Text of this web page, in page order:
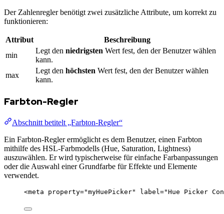
Der Zahlenregler benötigt zwei zusätzliche Attribute, um korrekt zu
funktionieren:
Attribut
Beschreibung
min
Legt den niedrigsten Wert fest, den der Benutzer wählen
kann.
max
Legt den höchsten Wert fest, den der Benutzer wählen
kann.
Farbton-Regler
Abschnitt betitelt „Farbton-Regler“
Ein Farbton-Regler ermöglicht es dem Benutzer, einen Farbton
mithilfe des HSL-Farbmodells (Hue, Saturation, Lightness)
auszuwählen. Er wird typischerweise für einfache Farbanpassungen
oder die Auswahl einer Grundfarbe für Effekte und Elemente
verwendet.
<meta property="myHuePicker" label ="Hue Picker